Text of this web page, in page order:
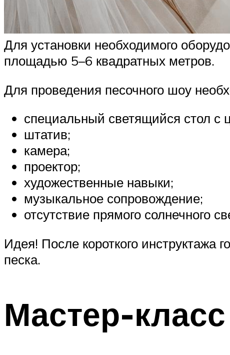
Для установки необходимого
площадью 5–6 квадратных метров.
Для проведения песочного шоу
специальный светящийся стол с
штатив;
камера;
проектор;
художественные навыки;
музыкальное сопровождение;
отсутствие прямого солнечного
Идея! После короткого
песка.
Мастер-